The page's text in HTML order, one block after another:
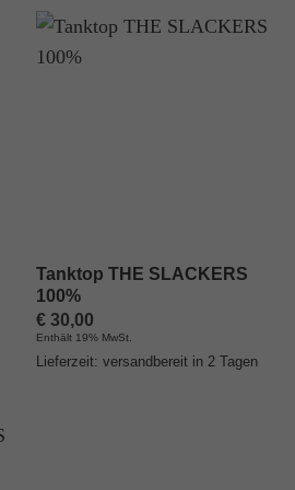
Tanktop THE SLACKERS
100%
€30,00
Enthält 19% MwSt.
Lieferzeit: versandbereit in 2 Tagen